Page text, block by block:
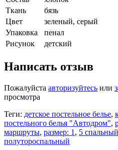
Ткань
бязь
Цвет
зеленый, серый
Упаковка
пенал
Рисунок
детский
Написать отзыв
Пожалуйста авторизуйтесь или
просмотра
Теги: детское постельное белье,
постельного белья "Автодром",
маршруты, размер: 1 , 5 спальный
полутороспальный